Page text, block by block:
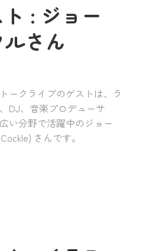
: ジョー
さん
ークライブのゲストは、ラ
DJ、音楽プロデューサ
い分野で活躍中のジョー
さんです。